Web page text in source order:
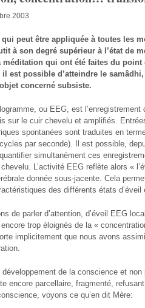
2003
peut être appliquée à toutes les
à son degré supérieur à l’état de
méditation qui ont été faites du
est possible d’atteindre le
concerné subsiste.
ou EEG, est
sur le cuir chevelu et amplifiés.
spontanées sont traduites en
par seconde). Il est possible,
simultanément ces
L’activité EEG reflète alors «
donnée sous-jacente. Cela
des différents états
de parler d’attention, d’éveil EEG
trop éloignés de la «
implicitement que nous avons
de la conscience et non
encore parcellaire, fragmenté,
voyons ce qu’en dit Mère: